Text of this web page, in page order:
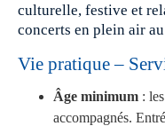
culturelle, festive et
concerts en plein air
Vie pratique –
Âge minimum :
accompagnés.